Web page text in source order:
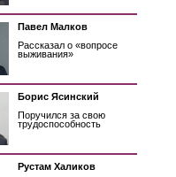
Павел Малков
Рассказал о «вопросе
выживания»
Борис Ясинский
Поручился за свою
трудоспособность
Рустам Халиков